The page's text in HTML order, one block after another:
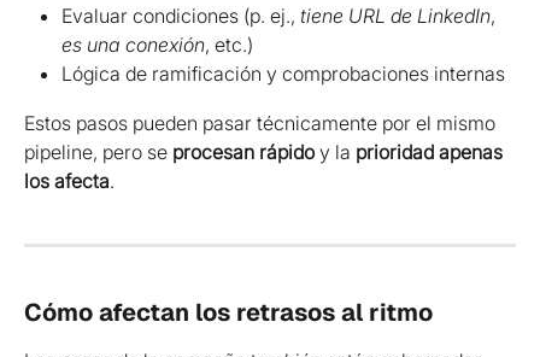
Evaluar condiciones (p. ej., tiene URL de LinkedIn,
es una conexión, etc.)
Lógica de ramificación y comprobaciones internas
Estos pasos pueden pasar técnicamente por el mismo
pipeline, pero se procesan rápido y la prioridad apenas
los afecta.
Cómo afectan los retrasos al ritmo